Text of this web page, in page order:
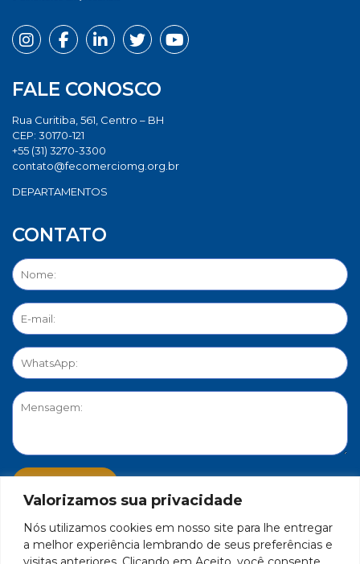
Valorizamos sua privacidade
Nós utilizamos cookies em nosso site para lhe entregar
a melhor experiência lembrando de seus preferências e
FALE CONOSCO
Rua Curitiba, 561, Centro – BH
CEP: 30170-121
+55 (31) 3270-3300
contato@fecomerciomg.org.br
DEPARTAMENTOS
CONTATO
PORTAL DE PRIVACIDADE